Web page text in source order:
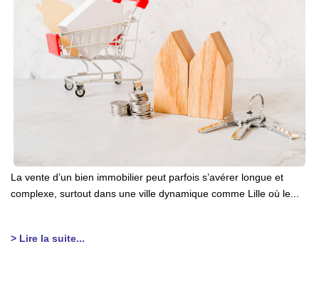
La vente d’un bien immobilier peut parfois s’avérer longue et
complexe, surtout dans une ville dynamique comme Lille où le...
> Lire la suite...